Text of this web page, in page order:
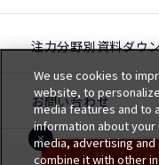
注力分野別資料ダウ
お問い合わせ
We use cookies to
website, to
media features and to
information about
media, advertising
combine it with other